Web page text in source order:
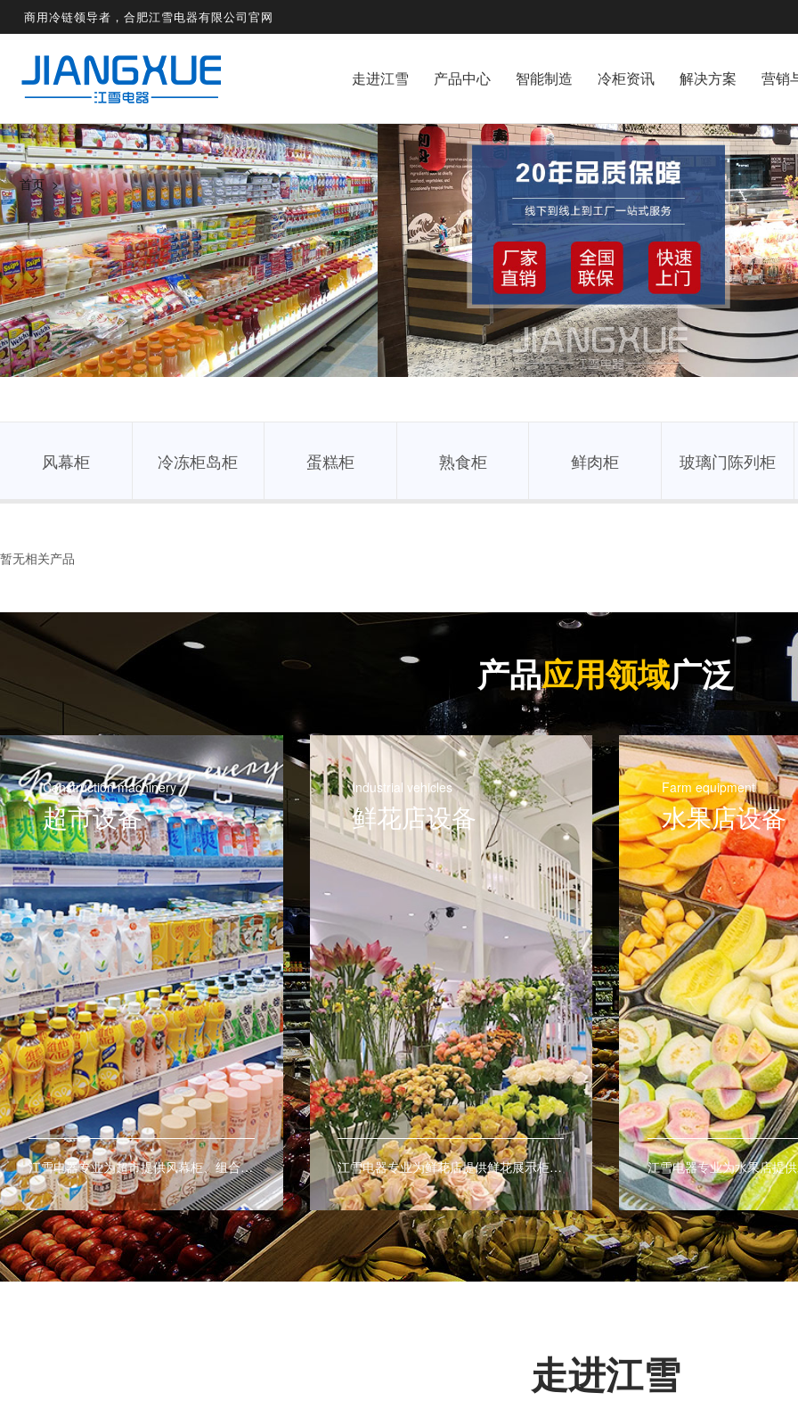
商用冷链领导者，合肥江雪电器有限公司官网
走进江雪 产品中心 智能制造 冷柜资讯 解决方案 营销
首页 >
风幕柜 冷冻柜岛柜 蛋糕柜 熟食柜 鲜肉柜 玻璃门陈列柜
暂无相关产品
产品应用领域广泛
Industrial vehicles
鲜花店设备
江雪电器专业为鲜花店提供鲜花展示柜、鲜花保鲜柜、鲜花陈列柜让鲜花保鲜更持久。
Farm equipment
水果店设备
江雪电器专业为水果店提供水果风幕柜、水果保鲜柜、水果展示柜等商用制冷保鲜设备，让您的水果更持久的保鲜。
Sanitation equipment
熟食店设备
走进江雪